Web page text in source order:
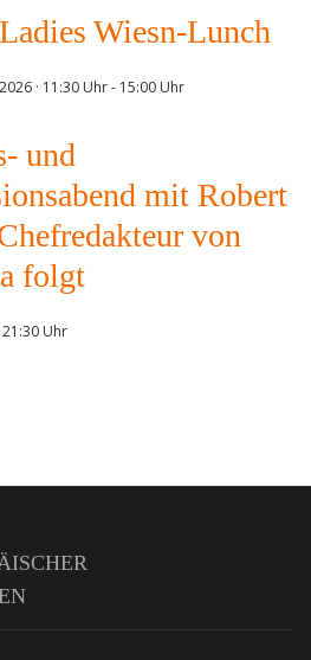
Wiesn-Lunch
· 11:30 Uhr- 15:00 Uhr
und
mit Robert
von
folgt
21:30 Uhr